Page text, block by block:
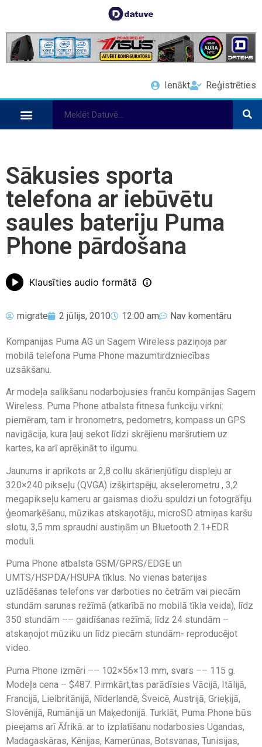
Ienākt Reģistrēties
Sākusies sporta
telefona ar iebūvētu
saules bateriju Puma
Phone pārdošana
Klausīties audio formātā
migrate 2 jūlijs, 2010 12:00 am Nav komentāru
Kompanijas Puma AG un Sagem Wireless paziņoja par
mobilā telefona Puma Phone mazumtirdzniecības
uzsākšanu.
Ar modeļa salikšanu nodarbojusies franču kompānijas Sagem
Wireless. Puma Phone atbalsta fitnesa funkciju virkni:
piemēram, tam ir hronometrs, pedometrs, kompass un GPS
navigācija, kura ļauj sekot līdzi skrējienu maršrutiem uz
kartes, ka arī aprēķināt to ilgumu.
Jaunums ir aprīkots ar 2,8 collu skārienjūtīgu displeju ar
320×240 pikseļu (QVGA) izšķirtspēju, akselerometru , 3,2
megapikseļu kameru ar gaismas diožu spuldzi un fotogrāfiju
ģeomarķēšanu, mūzikas atskaņotāju, microSD atmiņas karšu
slotu, 3,5 mm spraudni austiņām un Bluetooth 2.1+EDR
moduli.
Puma Phone atbalsta GSM/GPRS/EDGE un
UMTS/HSPDA/HSUPA tīklus. No vienas baterijas
uzlādēšanas telefons var darboties no četrām vai piecām
stundām sarunas režīmā (atkarībā no mobilā tīkla veida), līdz
350 stundām –– gaidīšanas režīmā, līdz 24 stundām –
atskaņojot mūziku un līdz piecām stundām- reproducējot
video.
Puma Phone izmēri –– 102×56×13 mm, svars –– 115 g.
Modeļa cena – $487. Pirmkārt,tas parādīsies Vācijā, Itālijā,
Francijā, Lielbritānijā, Nīderlandē, Šveicē, Austrijā, Grieķijā,
Slovēnijā, Rumānijā un Maķedonijā. Turklāt, Puma Phone būs
pieejams arī Āfrikā: ar to izplatīšanu nodarbosies Ugandas,
Madagaskāras, Kēnijas, Kamerūnas, Botsvanas, Tunisijas,